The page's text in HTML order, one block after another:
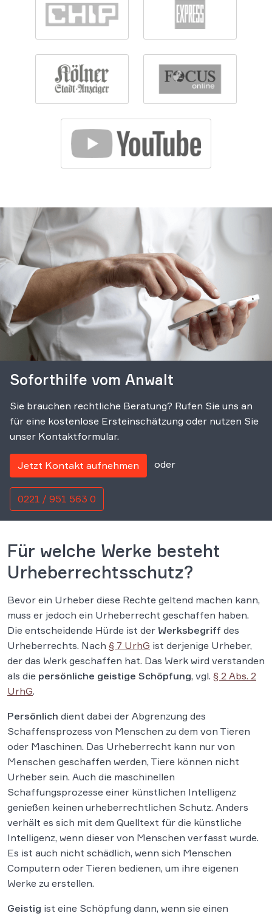
Soforthilfe vom Anwalt
Sie brauchen rechtliche Beratung? Rufen Sie uns an
für eine kostenlose Ersteinschätzung oder nutzen Sie
unser Kontaktformular.
Jetzt Kontakt aufnehmen oder
0221 / 951 563 0
Für welche Werke besteht
Urheberrechtsschutz?
Bevor ein Urheber diese Rechte geltend machen kann,
muss er jedoch ein Urheberrecht geschaffen haben.
Die entscheidende Hürde ist der Werksbegriff des
Urheberrechts. Nach § 7 UrhG ist derjenige Urheber,
der das Werk geschaffen hat. Das Werk wird verstanden
als die persönliche geistige Schöpfung, vgl. § 2 Abs. 2
UrhG.
Persönlich dient dabei der Abgrenzung des
Schaffensprozess von Menschen zu dem von Tieren
oder Maschinen. Das Urheberrecht kann nur von
Menschen geschaffen werden, Tiere können nicht
Urheber sein. Auch die maschinellen
Schaffungsprozesse einer künstlichen Intelligenz
genießen keinen urheberrechtlichen Schutz. Anders
verhält es sich mit dem Quelltext für die künstliche
Intelligenz, wenn dieser von Menschen verfasst wurde.
Es ist auch nicht schädlich, wenn sich Menschen
Computern oder Tieren bedienen, um ihre eigenen
Werke zu erstellen.
Geistig ist eine Schöpfung dann, wenn sie einen